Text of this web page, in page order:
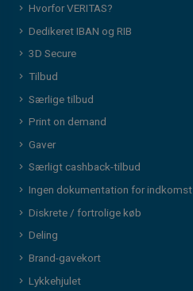
Hvorfor VERITAS?
Dedikeret IBAN og RIB
3D Secure
Tilbud
Særlige tilbud
Print on demand
Gaver
Særligt cashback-tilbud
Ingen dokumentation for indkomst
Diskrete / fortrolige køb
Deling
Brand-gavekort
Lykkehjulet